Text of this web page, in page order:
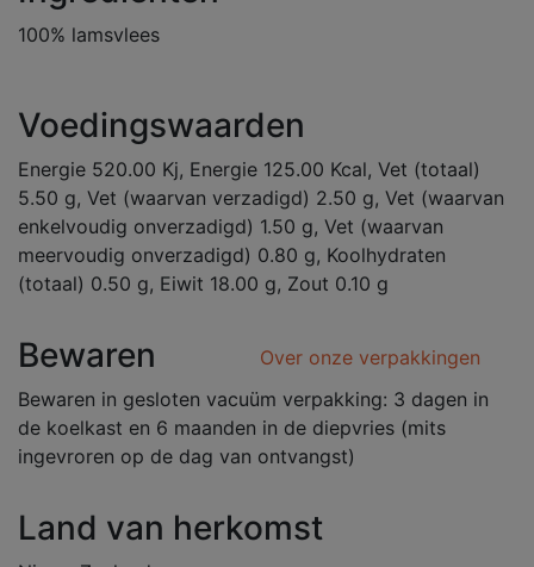
100% lamsvlees
Voedingswaarden
Energie 520.00 Kj, Energie 125.00 Kcal, Vet (totaal)
5.50 g, Vet (waarvan verzadigd) 2.50 g, Vet (waarvan
enkelvoudig onverzadigd) 1.50 g, Vet (waarvan
meervoudig onverzadigd) 0.80 g, Koolhydraten
(totaal) 0.50 g, Eiwit 18.00 g, Zout 0.10 g
Bewaren
Over onze verpakkingen
Bewaren in gesloten vacuüm verpakking: 3 dagen in
de koelkast en 6 maanden in de diepvries (mits
ingevroren op de dag van ontvangst)
Land van herkomst